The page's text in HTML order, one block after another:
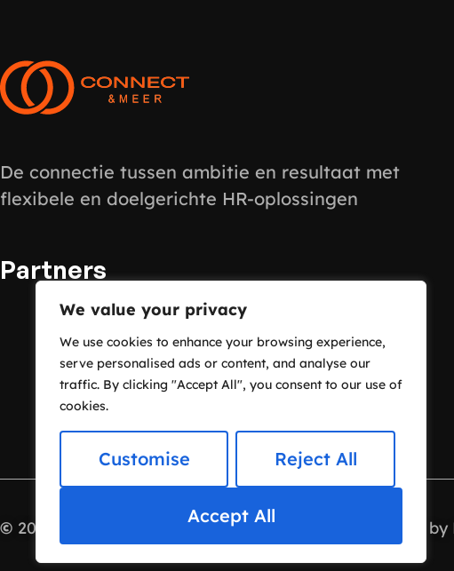
We value your privacy
We use cookies to enhance your browsing experience,
serve personalised ads or content, and analyse our
traffic. By clicking "Accept All", you consent to our use of
cookies.
Customise Reject All
Accept All
De connectie tussen ambitie en resultaat met
flexibele en doelgerichte HR-oplossingen
Partners
© 2025 – All Rights ReservedConnect & Mee. Powered by